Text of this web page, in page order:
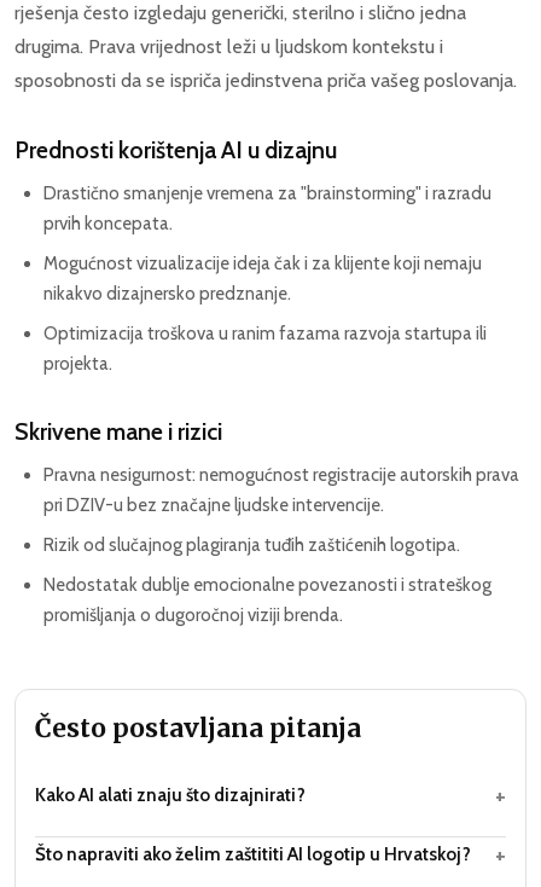
rješenja često izgledaju generički, sterilno i slično jedna
drugima. Prava vrijednost leži u ljudskom kontekstu i
sposobnosti da se ispriča jedinstvena priča vašeg poslovanja.
Prednosti korištenja AI u dizajnu
Drastično smanjenje vremena za "brainstorming" i razradu
prvih koncepata.
Mogućnost vizualizacije ideja čak i za klijente koji nemaju
nikakvo dizajnersko predznanje.
Optimizacija troškova u ranim fazama razvoja startupa ili
projekta.
Skrivene mane i rizici
Pravna nesigurnost: nemogućnost registracije autorskih prava
pri DZIV-u bez značajne ljudske intervencije.
Rizik od slučajnog plagiranja tuđih zaštićenih logotipa.
Nedostatak dublje emocionalne povezanosti i strateškog
promišljanja o dugoročnoj viziji brenda.
Često postavljana pitanja
Kako AI alati znaju što dizajnirati? +
Što napraviti ako želim zaštititi AI logotip u Hrvatskoj? +